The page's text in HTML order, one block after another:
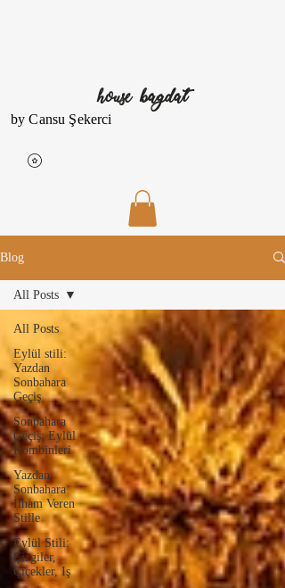
house bagdat
by Cansu Şekerci
Blog
All Posts
Eylül stili:
Yazdan
Sonbahara
Geçiş
Sonbahara
Geçiş: Eylül
Kombinleri
Yazdan
Sonbahara
İlham Veren
Stille
Eylül Stili:
Çizgiler,
Çiçekler, Iş
All Posts